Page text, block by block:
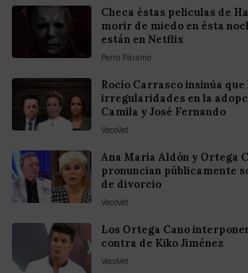
Checa éstas películas de
morir de miedo en ésta
están en Netflix
Perro Páramo
Rocío Carrasco insinúa que
irregularidades en la
Camila y José Fernando
VecoVet
Ana María Aldón y Ortega
pronuncian públicamente
de divorcio
VecoVet
Los Ortega Cano
contra de Kiko Jiménez
VecoVet